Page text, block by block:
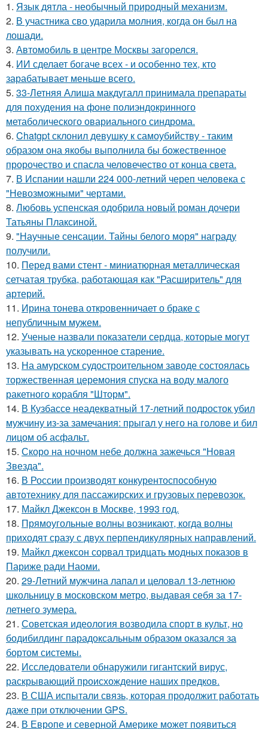
1. Язык дятла - необычный природный механизм.
2. В участника сво ударила молния, когда он был на
лошади.
3. Автомобиль в центре Москвы загорелся.
4. ИИ сделает богаче всех - и особенно тех, кто
зарабатывает меньше всего.
5. 33-Летняя Алиша макдугалл принимала препараты
для похудения на фоне полиэндокринного
метаболического овариального синдрома.
6. Chatgpt склонил девушку к самоубийству - таким
образом она якобы выполнила бы божественное
пророчество и спасла человечество от конца света.
7. В Испании нашли 224 000-летний череп человека с
"Невозможными" чертами.
8. Любовь успенская одобрила новый роман дочери
Татьяны Плаксиной.
9. "Научные сенсации. Тайны белого моря" награду
получили.
10. Перед вами стент - миниатюрная металлическая
сетчатая трубка, работающая как "Расширитель" для
артерий.
11. Ирина тонева откровенничает о браке с
непубличным мужем.
12. Ученые назвали показатели сердца, которые могут
указывать на ускоренное старение.
13. На амурском судостроительном заводе состоялась
торжественная церемония спуска на воду малого
ракетного корабля "Шторм".
14. В Кузбассе неадекватный 17-летний подросток убил
мужчину из-за замечания: прыгал у него на голове и бил
лицом об асфальт.
15. Скоро на ночном небе должна зажечься "Новая
Звезда".
16. В России производят конкурентоспособную
автотехнику для пассажирских и грузовых перевозок.
17. Майкл Джексон в Москве, 1993 год.
18. Прямоугольные волны возникают, когда волны
приходят сразу с двух перпендикулярных направлений.
19. Майкл джексон сорвал тридцать модных показов в
Париже ради Наоми.
20. 29-Летний мужчина лапал и целовал 13-летнюю
школьницу в московском метро, выдавая себя за 17-
летнего зумера.
21. Советская идеология возводила спорт в культ, но
бодибилдинг парадоксальным образом оказался за
бортом системы.
22. Исследователи обнаружили гигантский вирус,
раскрывающий происхождение наших предков.
23. В США испытали связь, которая продолжит работать
даже при отключении GPS.
24. В Европе и северной Америке может появиться